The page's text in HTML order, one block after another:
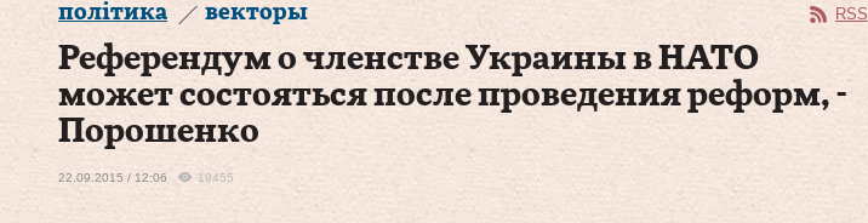
політика векторы RSS
Референдум о членстве Украины в НАТО
может состояться после проведения реформ, -
Порошенко
22.09.2015 / 12:06 19455